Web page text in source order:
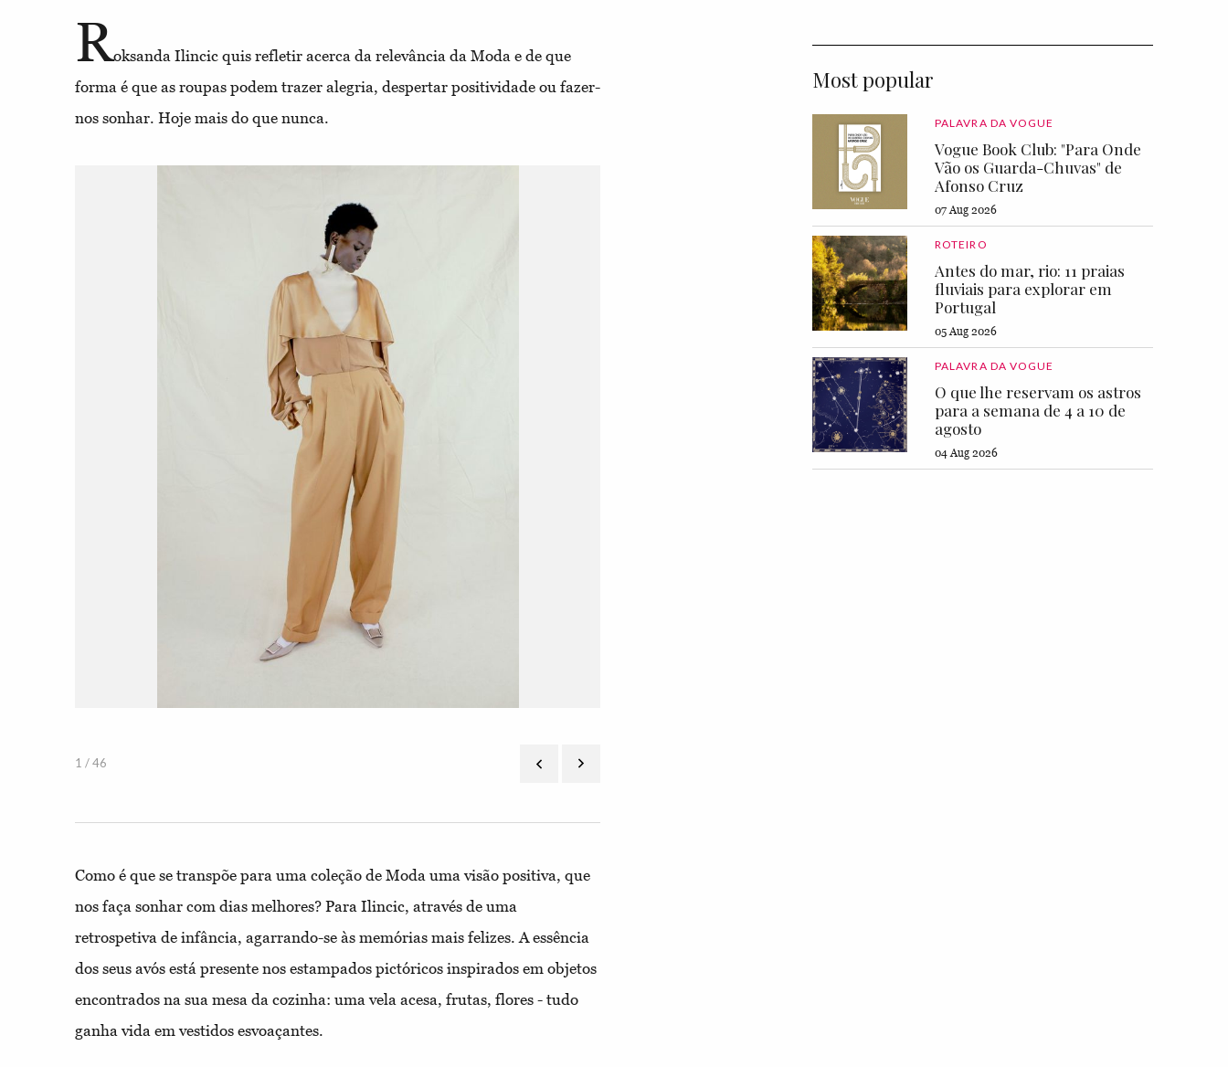
Roksanda Ilincic quis refletir acerca da relevância da Moda e de que
forma é que as roupas podem trazer alegria, despertar positividade ou fazer-
nos sonhar. Hoje mais do que nunca.
1 / 46
Como é que se transpõe para uma coleção de Moda uma visão positiva, que
nos faça sonhar com dias melhores? Para Ilincic, através de uma
retrospetiva de infância, agarrando-se às memórias mais felizes. A essência
dos seus avós está presente nos estampados pictóricos inspirados em objetos
encontrados na sua mesa da cozinha: uma vela acesa, frutas, flores - tudo
ganha vida em vestidos esvoaçantes.
Most popular
PALAVRA DA VOGUE
Vogue Book Club: "Para Onde
Vão os Guarda-Chuvas" de
Afonso Cruz
07 Aug 2026
ROTEIRO
Antes do mar, rio: 11 praias
fluviais para explorar em
Portugal
05 Aug 2026
PALAVRA DA VOGUE
O que lhe reservam os astros
para a semana de 4 a 10 de
agosto
04 Aug 2026